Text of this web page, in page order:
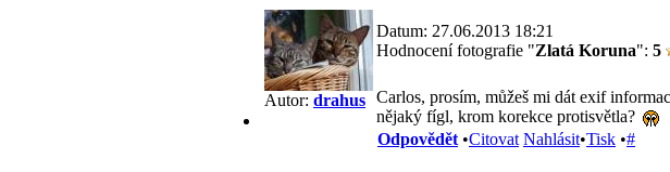
Autor: drahus
Datum: 27.06.2013 18:21
Hodnocení fotografie "Zlatá Koruna": 5
Carlos, prosím, můžeš mi dát exif
nějaký fígl, krom korekce protisvětla?
Odpovědět •Citovat Nahlásit•Tisk •#